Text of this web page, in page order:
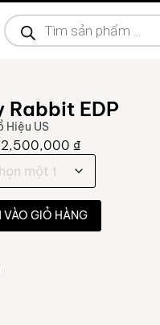
Rabbit EDP
Hiệu US
2,500,000₫
VÀO GIỎ HÀNG